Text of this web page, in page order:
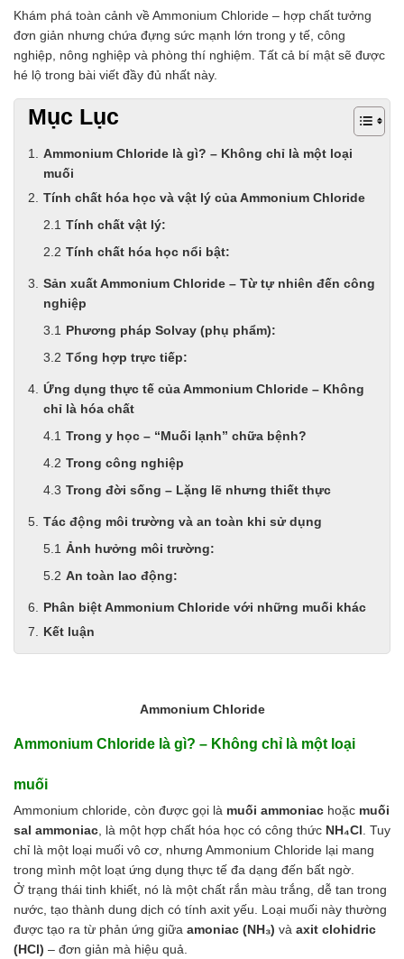
Chất phụ gia tạo cấu trúc
Chất phụ gia bảo quản
Chất phụ gia nem giò chả
Chất phụ gia bún mì phở
Chất phụ gia bánh kẹo kem
Chất phụ gia nước giải khát
Chất phụ gia xúc xích
Chất phụ gia nước mắm
Chất phụ gia rau củ quả
Chất phụ gia thạch rau câu
HÓA CHẤT TẨY RỬA
Tẩy rửa công nghiệp
Tẩy rửa sinh hoạt
Tẩy rửa ô tô xe máy
Tẩy cáu cặn đường ống
Tẩy rửa khác
HÓA CHẤT THỦY SẢN
Men đường ruột
Men vi sinh EM gốc
Bổ sung khoáng chất
Phòng và trị bệnh
Bổ sung dinh dưỡng tăng trọng
Hấp thụ khí độc Yucca
HÓA CHẤT XỬ LÝ NƯỚC
Xử lý nước hồ bơi
Xử lý nước sinh hoạt
Xử lý nước giếng khoan
Xử lý nước khác
DUNG MÔI CÔNG NGHIỆP
Dung môi khác
HÓA CHẤT CÔNG NGHIỆP
Axit
Hóa chất khác
Kiềm
Muối
Kim loại màu
Oxit kim loại
HÓA CHẤT THÍ NGHIỆM
Hóa chất thí nghiệm
Khám phá toàn cảnh về Ammonium Chloride – hợp chất tưởng
đơn giản nhưng chứa đựng sức mạnh lớn trong y tế, công
nghiệp, nông nghiệp và phòng thí nghiệm. Tất cả bí mật sẽ được
hé lộ trong bài viết đầy đủ nhất này.
Mục Lục
Ammonium Chloride là gì? – Không chỉ là một loại
muối
Tính chất hóa học và vật lý của Ammonium Chloride
Tính chất vật lý:
Tính chất hóa học nổi bật:
Sản xuất Ammonium Chloride – Từ tự nhiên đến công
nghiệp
Phương pháp Solvay (phụ phẩm):
Tổng hợp trực tiếp:
Ứng dụng thực tế của Ammonium Chloride – Không
chỉ là hóa chất
Trong y học – “Muối lạnh” chữa bệnh?
Trong công nghiệp
Trong đời sống – Lặng lẽ nhưng thiết thực
Tác động môi trường và an toàn khi sử dụng
Ảnh hưởng môi trường:
An toàn lao động:
Phân biệt Ammonium Chloride với những muối khác
Kết luận
Ammonium Chloride
Ammonium Chloride là gì? – Không chỉ là một loại
muối
Ammonium chloride, còn được gọi là muối ammoniac hoặc muối
sal ammoniac , là một hợp chất hóa học có công thức NH₄Cl . Tuy
chỉ là một loại muối vô cơ, nhưng Ammonium Chloride lại mang
trong mình một loạt ứng dụng thực tế đa dạng đến bất ngờ.
Ở trạng thái tinh khiết, nó là một chất rắn màu trắng, dễ tan trong
nước, tạo thành dung dịch có tính axit yếu. Loại muối này thường
được tạo ra từ phản ứng giữa amoniac (NH₃) và axit clohidric
(HCl) – đơn giản mà hiệu quả.